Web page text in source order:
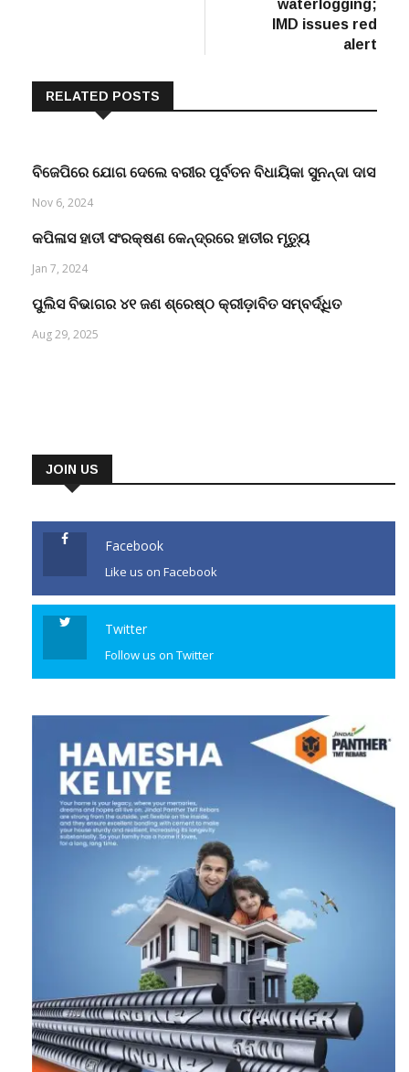
waterlogging;
IMD issues red
alert
RELATED POSTS
ବିଜେପିରେ ଯୋଗ ଦେଲେ ବରୀର ପୂର୍ବତନ ବିଧାୟିକା ସୁନନ୍ଦା ଦାସ
Nov 6, 2024
କପିଳାସ ହାତୀ ସଂରକ୍ଷଣ କେନ୍ଦ୍ରରେ ହାତୀର ମୃତ୍ୟୁ
Jan 7, 2024
ପୁଲିସ ବିଭାଗର ୪୧ ଜଣ ଶ୍ରେଷ୍ଠ କ୍ରୀଡ଼ାବିତ ସମ୍ବର୍ଦ୍ଧିତ
Aug 29, 2025
JOIN US
Facebook
Like us on Facebook
Twitter
Follow us on Twitter